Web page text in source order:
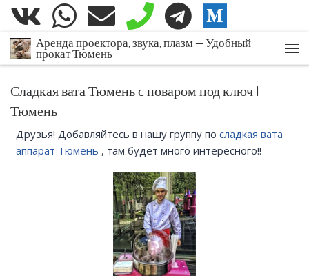
Перейти к содержимому
Аренда проектора, звука, плазм — Удобный
прокат Тюмень
Сладкая вата Тюмень с поваром под ключ |
Тюмень
Друзья! Добавляйтесь в нашу группу по сладкая вата
аппарат Тюмень , там будет много интересного!!